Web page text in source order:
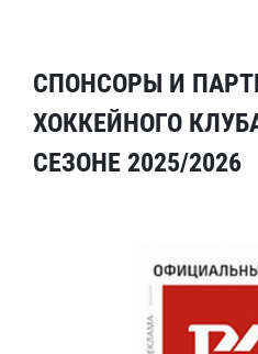
СПОНСОРЫ И
ХОККЕЙНОГО
СЕЗОНЕ 2025/2026